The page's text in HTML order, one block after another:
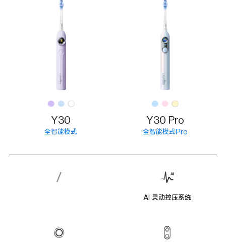
Y30
全智能模式
Y30 Pro
全智能模式Pro
Al 灵动控压系统